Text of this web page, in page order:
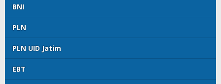
BNI
PLN
PLN UID Jatim
EBT